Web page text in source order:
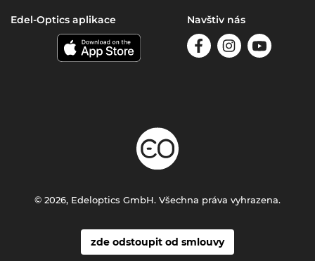
Edel-Optics aplikace Navštiv nás
zde odstoupit od smlouvy
© 2026, Edeloptics GmbH. Všechna práva vyhrazena.